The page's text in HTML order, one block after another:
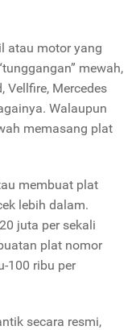
atau motor yang
mewah,
Vellfire, Mercedes
Walaupun
memasang plat
membuat plat
lebih dalam.
juta per sekali
plat nomor
100 ribu per
secara resmi,